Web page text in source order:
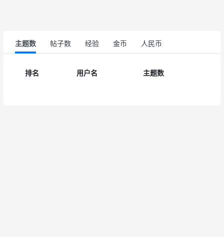
主题数 帖子数 经验 金币 人民币
排名 用户名 主题数